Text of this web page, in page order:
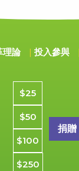
理論 投入參與
捐款金額
$25
$50
$100
$250